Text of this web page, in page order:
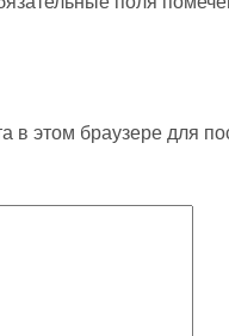
в этом браузере для